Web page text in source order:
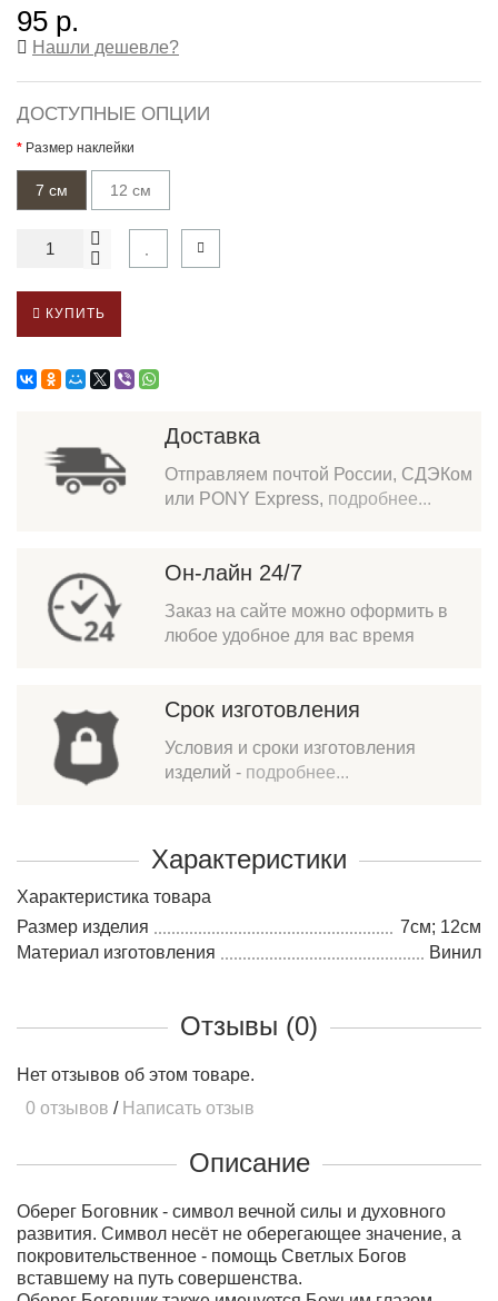
95 р.
Нашли дешевле?
ДОСТУПНЫЕ ОПЦИИ
Размер наклейки
7 см 12 см
КУПИТЬ
Доставка
Отправляем почтой России, СДЭКом
или PONY Express, подробнее...
Он-лайн 24/7
Заказ на сайте можно оформить в
любое удобное для вас время
Срок изготовления
Условия и сроки изготовления
изделий - подробнее...
Характеристики
Характеристика товара
Размер изделия
7см; 12см
Материал изготовления
Винил
Отзывы (0)
Нет отзывов об этом товаре.
0 отзывов / Написать отзыв
Описание
Оберег Боговник - символ вечной силы и духовного
развития. Символ несёт не оберегающее значение, а
покровительственное - помощь Светлых Богов
вставшему на путь совершенства.